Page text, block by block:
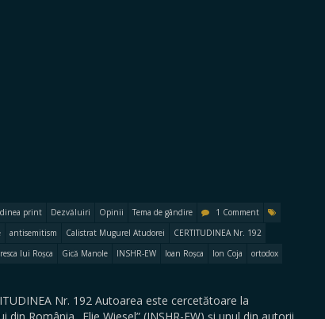
print Dezvăluiri Opinii Tema de gândire
1 Comment
antisemitism Calistrat Mugurel Atudorei
CERTITUDINEA Nr. 192
lui Roșca Gică Manole INSHR-EW Ioan Roșca Ion Coja
ortodox
Nr. 192 Autoarea este cercetătoare la